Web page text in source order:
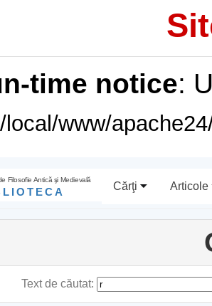
time notice:
local/www/
Filosofie Antică şi Medievală
Cărţi Articole
Text de căutat: